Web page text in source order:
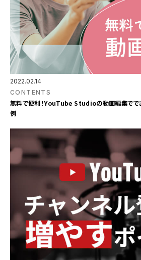
2022.02.14
CONTENTS
無料で便利！YouTube Studioの動画編集でで
例